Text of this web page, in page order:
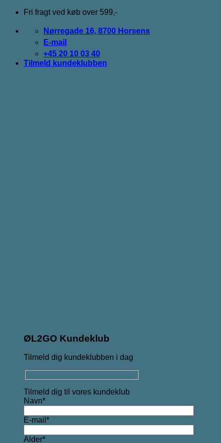
Fortsæt
indhold
Fri fragt ved køb over 599,-
Nørregade 16, 8700 Horsens
E-mail
+45 20 10 03 40
Tilmeld kundeklubben
ØL2GO Kundeklub
Tilmeld dig kundeklubben i dag
Tilmeld dig til vores kundeklub
Navn*
E-mail*
Alder*